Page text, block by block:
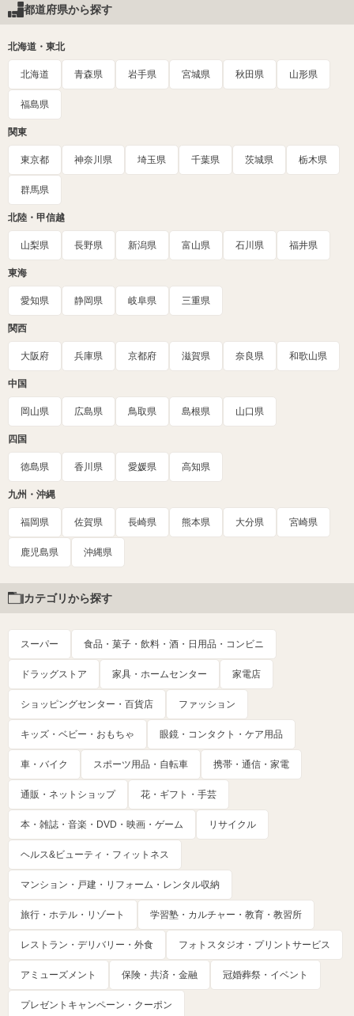
都道府県から探す
北海道・東北
北海道 青森県 岩手県 宮城県 秋田県 山形県
福島県
関東
東京都 神奈川県 埼玉県 千葉県 茨城県 栃木県
群馬県
北陸・甲信越
山梨県 長野県 新潟県 富山県 石川県 福井県
東海
愛知県 静岡県 岐阜県 三重県
関西
大阪府 兵庫県 京都府 滋賀県 奈良県 和歌山県
中国
岡山県 広島県 鳥取県 島根県 山口県
四国
徳島県 香川県 愛媛県 高知県
九州・沖縄
福岡県 佐賀県 長崎県 熊本県 大分県 宮崎県
鹿児島県 沖縄県
カテゴリから探す
スーパー 食品・菓子・飲料・酒・日用品・コンビニ
ドラッグストア 家具・ホームセンター 家電店
ショッピングセンター・百貨店 ファッション
キッズ・ベビー・おもちゃ 眼鏡・コンタクト・ケア用品
車・バイク スポーツ用品・自転車 携帯・通信・家電
通販・ネットショップ 花・ギフト・手芸
本・雑誌・音楽・DVD・映画・ゲーム リサイクル
ヘルス&ビューティ・フィットネス
マンション・戸建・リフォーム・レンタル収納
旅行・ホテル・リゾート 学習塾・カルチャー・教育・教習所
レストラン・デリバリー・外食 フォトスタジオ・プリントサービス
アミューズメント 保険・共済・金融 冠婚葬祭・イベント
プレゼントキャンペーン・クーポン